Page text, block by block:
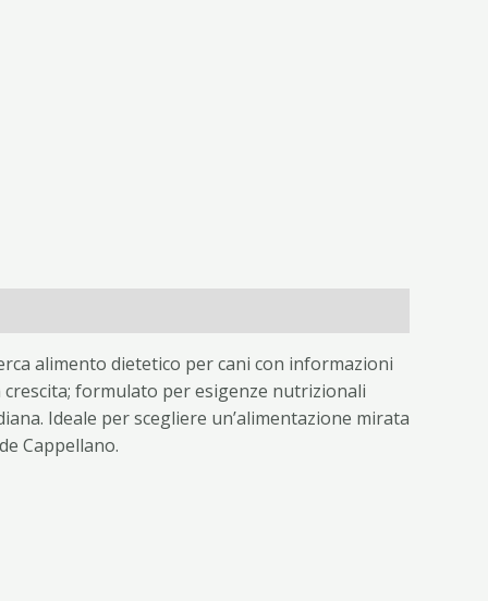
alimento dietetico per cani con informazioni
crescita; formulato per esigenze nutrizionali
Ideale per scegliere un’alimentazione mirata
Cappellano.